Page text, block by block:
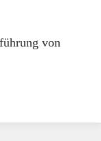
von